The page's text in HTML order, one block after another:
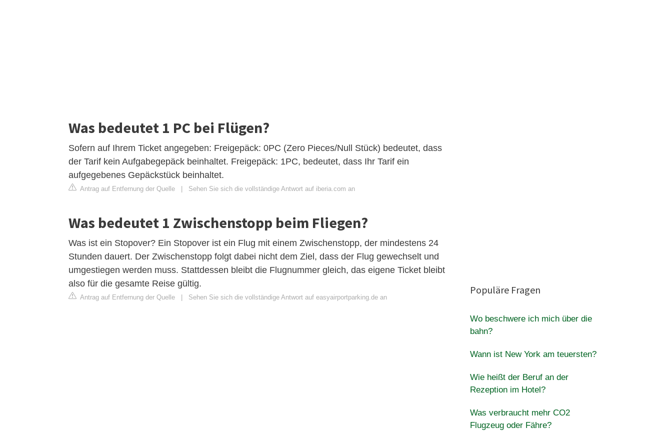
Was bedeutet 1 PC bei Flügen?
Sofern auf Ihrem Ticket angegeben: Freigepäck: 0PC (Zero Pieces/Null Stück) bedeutet, dass
der Tarif kein Aufgabegepäck beinhaltet. Freigepäck: 1PC, bedeutet, dass Ihr Tarif ein
aufgegebenes Gepäckstück beinhaltet.
Antrag auf Entfernung der Quelle Sehen Sie sich die vollständige Antwort auf iberia.com an
Was bedeutet 1 Zwischenstopp beim Fliegen?
Was ist ein Stopover? Ein Stopover ist ein Flug mit einem Zwischenstopp, der mindestens 24
Stunden dauert. Der Zwischenstopp folgt dabei nicht dem Ziel, dass der Flug gewechselt und
umgestiegen werden muss. Stattdessen bleibt die Flugnummer gleich, das eigene Ticket bleibt
also für die gesamte Reise gültig.
Antrag auf Entfernung der Quelle Sehen Sie sich die vollständige Antwort auf easyairportparking.de an
Populäre Fragen
Wo beschwere ich mich über die
bahn?
Wann ist New York am teuersten?
Wie heißt der Beruf an der
Rezeption im Hotel?
Was verbraucht mehr CO2
Flugzeug oder Fähre?